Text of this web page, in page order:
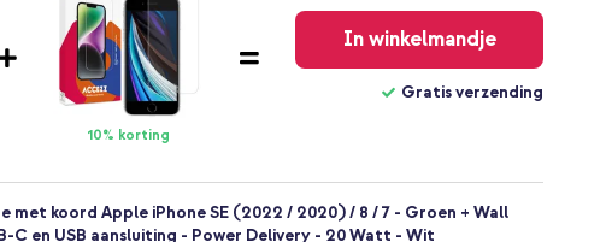
10% korting
verzending
In winkelmandje
Gratis verzending
met koord Apple iPhone SE (2022 / 2020) / 8 / 7 - Groen + Wall
C en USB aansluiting - Power Delivery - 20 Watt - Wit